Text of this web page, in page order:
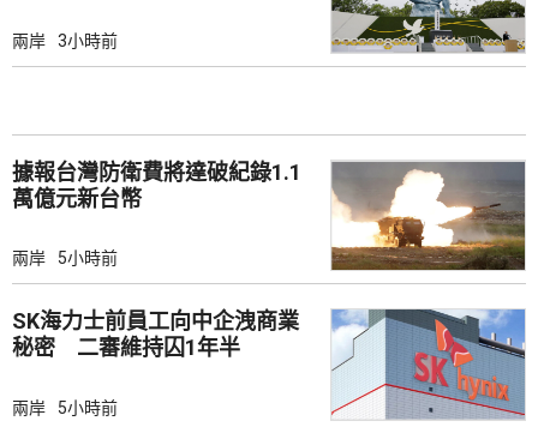
兩岸 3小時前
據報台灣防衛費將達破紀錄1.1
萬億元新台幣
兩岸 5小時前
SK海力士前員工向中企洩商業
秘密 二審維持囚1年半
兩岸 5小時前